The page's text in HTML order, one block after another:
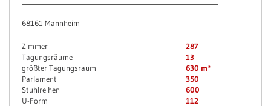
68161 Mannheim
Zimmer
287
Tagungsräume
13
größter Tagungsraum
630 m²
Parlament
350
Stuhlreihen
600
U-Form
112